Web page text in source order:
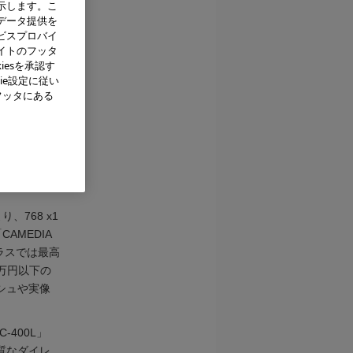
、768 x1
スでは最高
円以下の
ュや実像
400L」
します。こ
ータ提供を
スプロバイ
トのフッタ
を承認す
設定に従い
タにある